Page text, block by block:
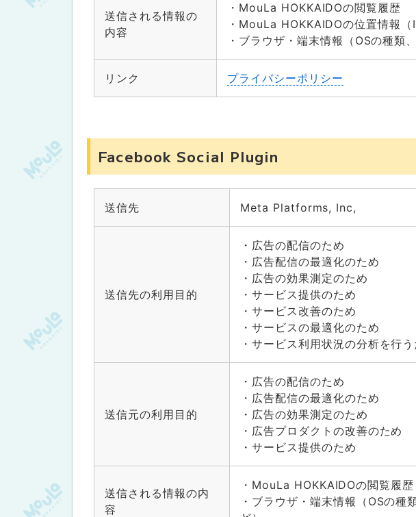
送信される情報の
内容
・MouLa HOKKAIDOの閲覧履歴
・MouLa HOKKAIDOの位置情報（
・ブラウザ・端末情報（OSの種類
リンク プライバシーポリシー
Facebook Social Plugin
送信先 Meta Platforms, Inc,
送信先の利用目的
・広告の配信のため
・広告配信の最適化のため
・広告の効果測定のため
・サービス提供のため
・サービス改善のため
・サービスの最適化のため
・サービス利用状況の分析を行う
送信元の利用目的
・広告の配信のため
・広告配信の最適化のため
・広告の効果測定のため
・広告プロダクトの改善のため
・サービス提供のため
送信される情報の内
容
・MouLa HOKKAIDOの閲覧履歴
・ブラウザ・端末情報（OSの種